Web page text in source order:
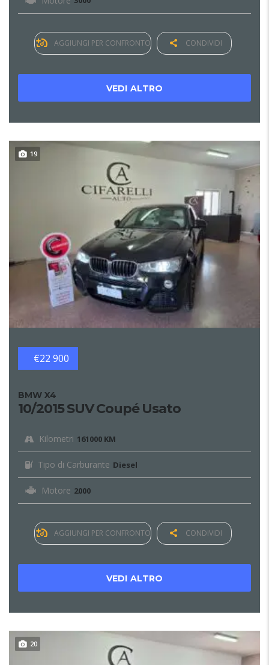
AGGIUNGI PER CONFRONTO CONDIVIDI
VEDI ALTRO
19
€22 900
BMW X4
10/2015 SUV Coupé Usato
Kilometri 161000 KM
Tipo di Carburante Diesel
Motore 2000
AGGIUNGI PER CONFRONTO CONDIVIDI
VEDI ALTRO
20